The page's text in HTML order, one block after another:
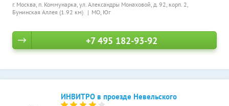
г. Москва, п. Коммунарка, ул. Александры Монаховой, д. 92, корп. 2,
Бунинская Аллея (1.92 км)
МО, Юг
+7 495 182-93-92
ИНВИТРО в проезде Невельского